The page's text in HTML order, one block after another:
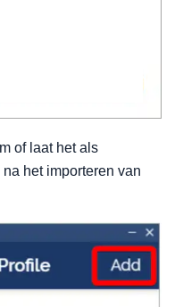
of laat het als
het importeren van